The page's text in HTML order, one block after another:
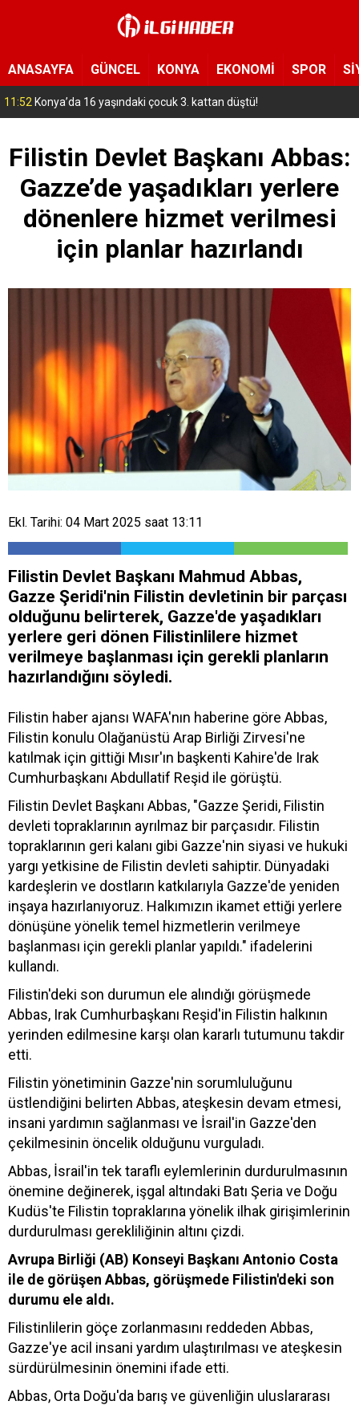
ANASAYFA GÜNCEL KONYA EKONOMİ SPOR
11:05 Konya sanayisine dev hamle! Binlerce kişiye istihdam kapısı olacak
Filistin Devlet Başkanı Abbas:
Gazze’de yaşadıkları yerlere
dönenlere hizmet verilmesi
için planlar hazırlandı
Ekl. Tarihi: 04 Mart 2025 saat 13:11
Filistin Devlet Başkanı Mahmud Abbas,
Gazze Şeridi'nin Filistin devletinin bir parçası
olduğunu belirterek, Gazze'de yaşadıkları
yerlere geri dönen Filistinlilere hizmet
verilmeye başlanması için gerekli planların
hazırlandığını söyledi.
Filistin haber ajansı WAFA'nın haberine göre Abbas,
Filistin konulu Olağanüstü Arap Birliği Zirvesi'ne
katılmak için gittiği Mısır'ın başkenti Kahire'de Irak
Cumhurbaşkanı Abdullatif Reşid ile görüştü.
Filistin Devlet Başkanı Abbas, "Gazze Şeridi, Filistin
devleti topraklarının ayrılmaz bir parçasıdır. Filistin
topraklarının geri kalanı gibi Gazze'nin siyasi ve hukuki
yargı yetkisine de Filistin devleti sahiptir. Dünyadaki
kardeşlerin ve dostların katkılarıyla Gazze'de yeniden
inşaya hazırlanıyoruz. Halkımızın ikamet ettiği yerlere
dönüşüne yönelik temel hizmetlerin verilmeye
başlanması için gerekli planlar yapıldı." ifadelerini
kullandı.
Filistin'deki son durumun ele alındığı görüşmede
Abbas, Irak Cumhurbaşkanı Reşid'in Filistin halkının
yerinden edilmesine karşı olan kararlı tutumunu takdir
etti.
Filistin yönetiminin Gazze'nin sorumluluğunu
üstlendiğini belirten Abbas, ateşkesin devam etmesi,
insani yardımın sağlanması ve İsrail'in Gazze'den
çekilmesinin öncelik olduğunu vurguladı.
Abbas, İsrail'in tek taraflı eylemlerinin durdurulmasının
önemine değinerek, işgal altındaki Batı Şeria ve Doğu
Kudüs'te Filistin topraklarına yönelik ilhak girişimlerinin
durdurulması gerekliliğinin altını çizdi.
Avrupa Birliği (AB) Konseyi Başkanı Antonio Costa
ile de görüşen Abbas, görüşmede Filistin'deki son
durumu ele aldı.
Filistinlilerin göçe zorlanmasını reddeden Abbas,
Gazze'ye acil insani yardım ulaştırılması ve ateşkesin
sürdürülmesinin önemini ifade etti.
Abbas, Orta Doğu'da barış ve güvenliğin uluslararası